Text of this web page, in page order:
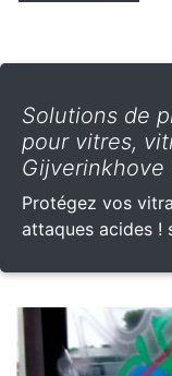
Solutions de
pour vitres,
Gijverinkhove
Protégez vos
attaques acides !